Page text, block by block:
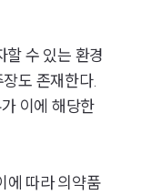
스케어그룹 업무
전체
원 소개
수 있는 환경
도 존재한다.
이에 해당한
에 따라 의약품